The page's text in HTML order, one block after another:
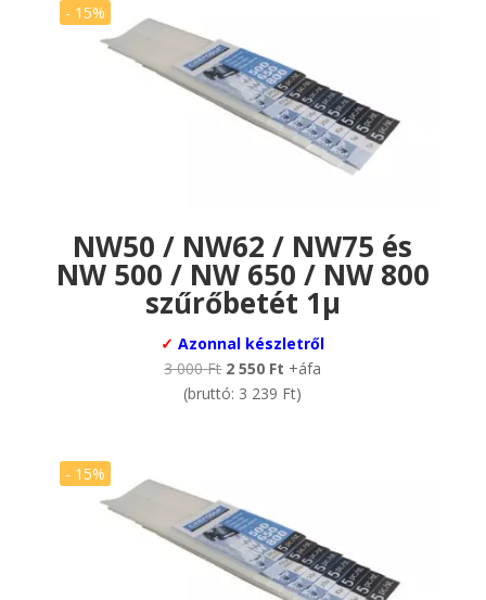
- 15%
NW50 / NW62 / NW75 és
NW 500 / NW 650 / NW 800
szűrőbetét 1µ
✓ Azonnal készletről
3 000Ft Original
price
2 550 Ft Current
price
+áfa
(bruttó: 3 239 Ft)
- 15%